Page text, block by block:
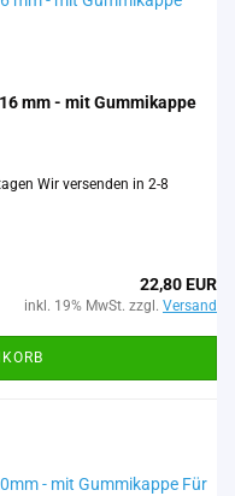
mm - mit Gum­mi­kap­pe
Wir versenden in 2-8
22,80 EUR
inkl. 19% MwSt. zzgl. Versand